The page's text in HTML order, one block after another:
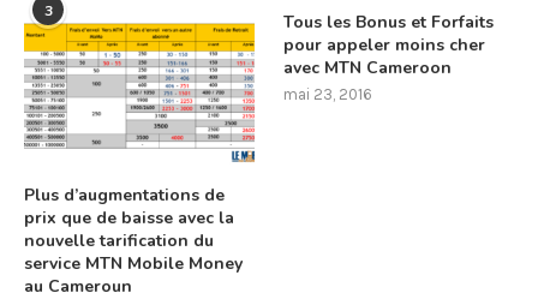
3
Plus d’augmentations de
prix que de baisse avec la
nouvelle tarification du
service MTN Mobile Money
au Cameroun
Tous les Bonus et Forfaits
pour appeler moins cher
avec MTN Cameroon
mai 23, 2016